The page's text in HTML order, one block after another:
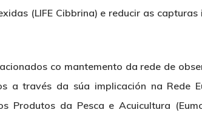
(LIFE Cibbrina) e reducir as capturas
co mantemento da rede de
a través da súa implicación na Rede
Produtos da Pesca e Acuicultura